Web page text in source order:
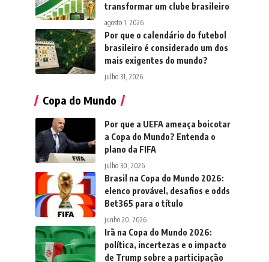
transformar um clube brasileiro
agosto 1, 2026
Por que o calendário do futebol
brasileiro é considerado um dos
mais exigentes do mundo?
julho 31, 2026
Copa do Mundo
Por que a UEFA ameaça boicotar
a Copa do Mundo? Entenda o
plano da FIFA
julho 30, 2026
Brasil na Copa do Mundo 2026:
elenco provável, desafios e odds
Bet365 para o título
junho 20, 2026
Irã na Copa do Mundo 2026:
política, incertezas e o impacto
de Trump sobre a participação